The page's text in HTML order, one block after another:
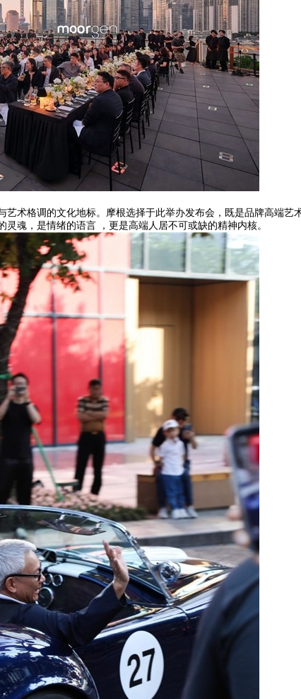
术格调的文化地标。摩根选择于此举办发布会，既是品牌高端艺
魂，是情绪的语言 ，更是高端人居不可或缺的精神内核。